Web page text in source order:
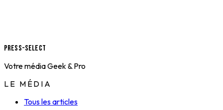
Press-Select
Votre média Geek & Pro
LE MÉDIA
Tous les articles